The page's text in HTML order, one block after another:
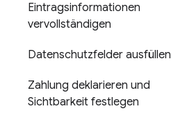
Eintragsinformationen
vervollständigen
Datenschutzfelder ausfüllen
Zahlung deklarieren und
Sichtbarkeit festlegen